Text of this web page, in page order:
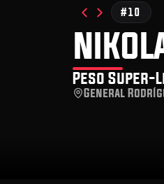
#10
Peso Super-
General